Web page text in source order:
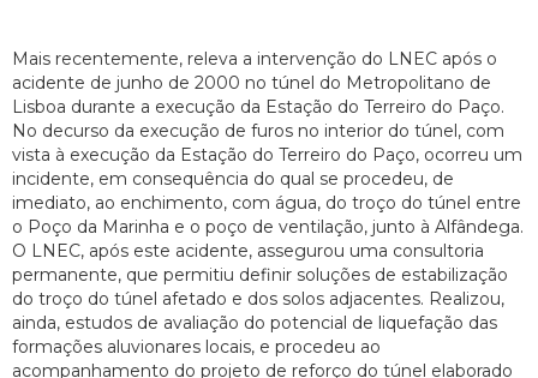
Mais recentemente, releva a intervenção do LNEC após o
acidente de junho de 2000 no túnel do Metropolitano de
Lisboa durante a execução da Estação do Terreiro do Paço.
No decurso da execução de furos no interior do túnel, com
vista à execução da Estação do Terreiro do Paço, ocorreu um
incidente, em consequência do qual se procedeu, de
imediato, ao enchimento, com água, do troço do túnel entre
o Poço da Marinha e o poço de ventilação, junto à Alfândega.
O LNEC, após este acidente, assegurou uma consultoria
permanente, que permitiu definir soluções de estabilização
do troço do túnel afetado e dos solos adjacentes. Realizou,
ainda, estudos de avaliação do potencial de liquefação das
formações aluvionares locais, e procedeu ao
acompanhamento do projeto de reforço do túnel elaborado